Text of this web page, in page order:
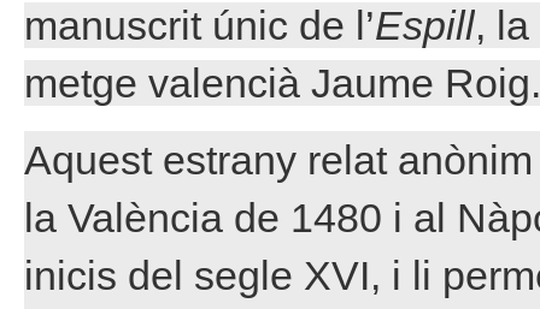
manuscrit únic de l’Espill,
metge valencià Jaume Roig.
Aquest estrany relat
la València de 1480 i al
inicis del segle XVI, i li